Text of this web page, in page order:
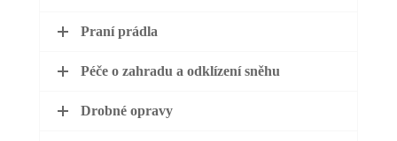
Praní prádla
Péče o zahradu a odklízení sněhu
Drobné opravy